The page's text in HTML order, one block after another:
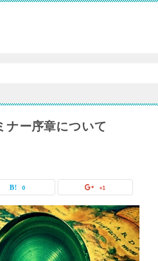
ナー序章について
0 +1